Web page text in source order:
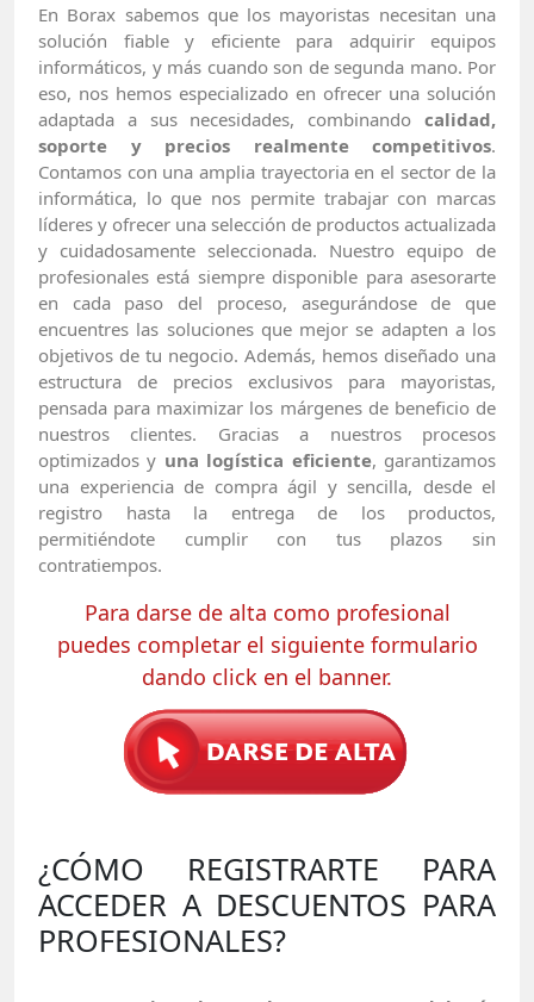
En Borax sabemos que los mayoristas necesitan una
solución fiable y eficiente para adquirir equipos
informáticos, y más cuando son de segunda mano. Por
eso, nos hemos especializado en ofrecer una solución
adaptada a sus necesidades, combinando calidad,
soporte y precios realmente competitivos.
Contamos con una amplia trayectoria en el sector de la
informática, lo que nos permite trabajar con marcas
líderes y ofrecer una selección de productos actualizada
y cuidadosamente seleccionada. Nuestro equipo de
profesionales está siempre disponible para asesorarte
en cada paso del proceso, asegurándose de que
encuentres las soluciones que mejor se adapten a los
objetivos de tu negocio. Además, hemos diseñado una
estructura de precios exclusivos para mayoristas,
pensada para maximizar los márgenes de beneficio de
nuestros clientes. Gracias a nuestros procesos
optimizados y una logística eficiente, garantizamos
una experiencia de compra ágil y sencilla, desde el
registro hasta la entrega de los productos,
permitiéndote cumplir con tus plazos sin
contratiempos.
Para darse de alta como profesional
puedes completar el siguiente formulario
dando click en el banner.
¿CÓMO REGISTRARTE PARA
ACCEDER A DESCUENTOS PARA
PROFESIONALES?